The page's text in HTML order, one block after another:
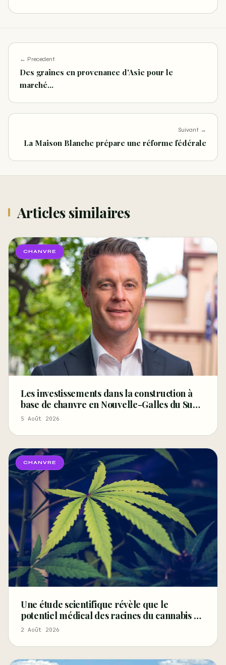
← Precedent
Des graines en provenance d'Asie pour le
marché…
Suivant →
La Maison Blanche prépare une réforme fédérale
Articles similaires
CHANVRE
Les investissements dans la construction à
base de chanvre en Nouvelle-Galles du Sud
renforcent la position de l’État en tant que
5 Août 2026
CHANVRE
Une étude scientifique révèle que le
potentiel médical des racines du cannabis est
« sous-exploré » – Marijuana Moment
2 Août 2026